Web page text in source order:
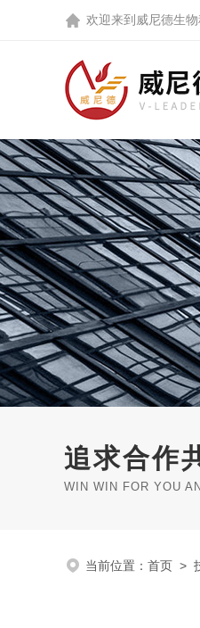
欢迎来到 威尼德生
追求合作
WIN WIN FOR YOU
当前位置： 首页 >